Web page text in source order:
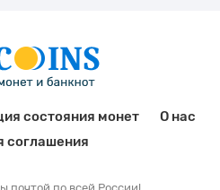
состояния монет
О нас
соглашения